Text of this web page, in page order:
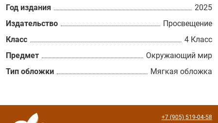
Год издания
2025
Издательство
Просвещение
Класс
4 Класс
Предмет
Окружающий мир
Тип обложки
Мягкая обложка
+7 (905) 519-04-58